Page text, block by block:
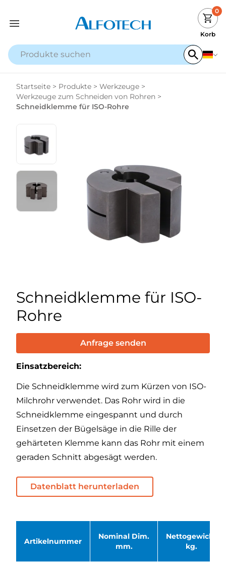
0
Korb
Startseite > Produkte > Werkzeuge >
Werkzeuge zum Schneiden von Rohren >
Schneidklemme für ISO-Rohre
Schneidklemme für ISO-
Rohre
Anfrage senden
Einsatzbereich:
Die Schneidklemme wird zum Kürzen von ISO-
Milchrohr verwendet. Das Rohr wird in die
Schneidklemme eingespannt und durch
Einsetzen der Bügelsäge in die Rille der
gehärteten Klemme kann das Rohr mit einem
geraden Schnitt abgesägt werden.
Datenblatt herunterladen
Artikelnummer
Nominal Dim.
mm.
Nettogewicht
kg.